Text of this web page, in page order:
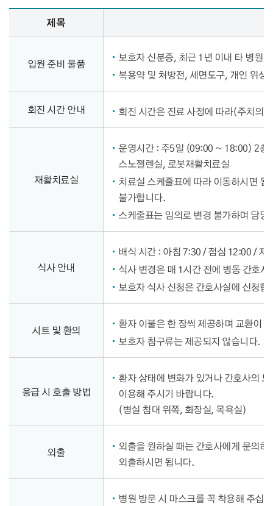
입원생활안내 정보 제공
제목
입원 준비 물품
보호자 신분증, 최근 1년 이내 타 병원
복용약 및 처방전, 세면도구, 개인 위
회진 시간 안내 회진 시간은 진료 사정에 따라(주치의
재활치료실
운영시간 : 주5일 (09:00 ~ 18:00) 2층
스노젤렌실, 로봇재활치료실
치료실 스케줄표에 따라 이동하시면
불가합니다.
스케줄표는 임의로 변경 불가하며 담
식사 안내
배식 시간 : 아침 7:30 / 점심 12:00 / 저
식사 변경은 매 1시간 전에 병동 간호
보호자 식사 신청은 간호사실에 신청
시트 및 환의
환자 이불은 한 장씩 제공하며 교환이
보호자 침구류는 제공되지 않습니다.
응급 시 호출 방법
환자 상태에 변화가 있거나 간호사의
이용해 주시기 바랍니다.
(병실 침대 위쪽, 화장실, 목욕실)
외출
외출을 원하실 때는 간호사에게 문의
외출하시면 됩니다.
병원 방문 시 마스크를 꼭 착용해 주십